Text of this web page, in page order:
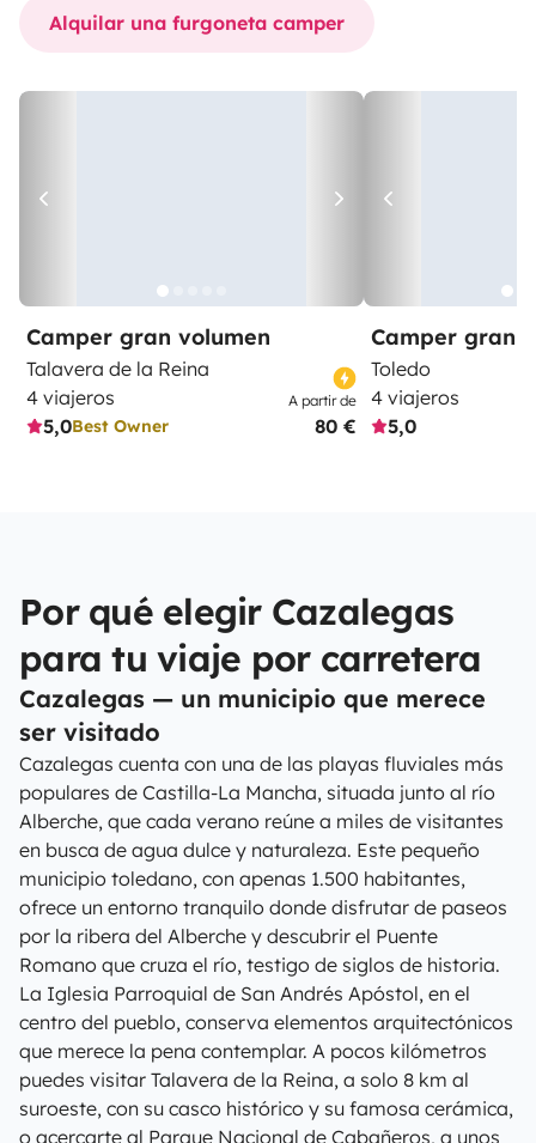
Alquilar una furgoneta camper
Camper gran volumen
Talavera de la Reina
4 viajeros
5,0Best Owner
A partir de
80 €
Camper gran
Toledo
4 viajeros
5,0
Por qué elegir Cazalegas
para tu viaje por carretera
Cazalegas — un municipio que merece
ser visitado
Cazalegas cuenta con una de las playas fluviales más
populares de Castilla-La Mancha, situada junto al río
Alberche, que cada verano reúne a miles de visitantes
en busca de agua dulce y naturaleza. Este pequeño
municipio toledano, con apenas 1.500 habitantes,
ofrece un entorno tranquilo donde disfrutar de paseos
por la ribera del Alberche y descubrir el Puente
Romano que cruza el río, testigo de siglos de historia.
La Iglesia Parroquial de San Andrés Apóstol, en el
centro del pueblo, conserva elementos arquitectónicos
que merece la pena contemplar. A pocos kilómetros
puedes visitar Talavera de la Reina, a solo 8 km al
suroeste, con su casco histórico y su famosa cerámica,
o acercarte al Parque Nacional de Cabañeros, a unos